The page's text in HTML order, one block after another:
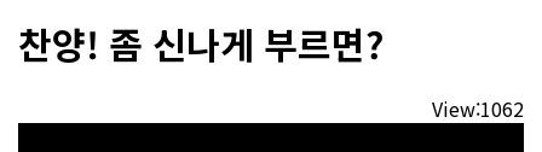
찬양! 좀 신나게 부르면?
View:1062